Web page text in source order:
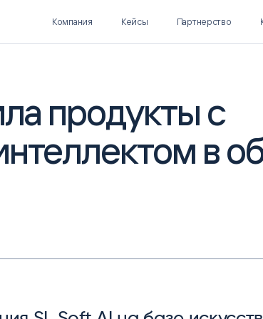
Polymatica EPM
ПЛАНИРОВАНИЕ И
БЮДЖЕТИРОВАНИЕ
SL Soft AI
AI ДЛЯ
Компания Кейсы Партнерство
продукты с
в